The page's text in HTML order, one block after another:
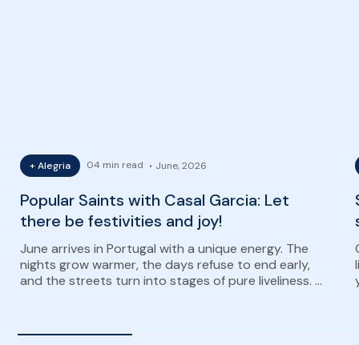
+ Alegria 04 min read June, 2026
Popular Saints with Casal Garcia: Let
there be festivities and joy!
June arrives in Portugal with a unique energy. The
nights grow warmer, the days refuse to end early,
and the streets turn into stages of pure liveliness. It